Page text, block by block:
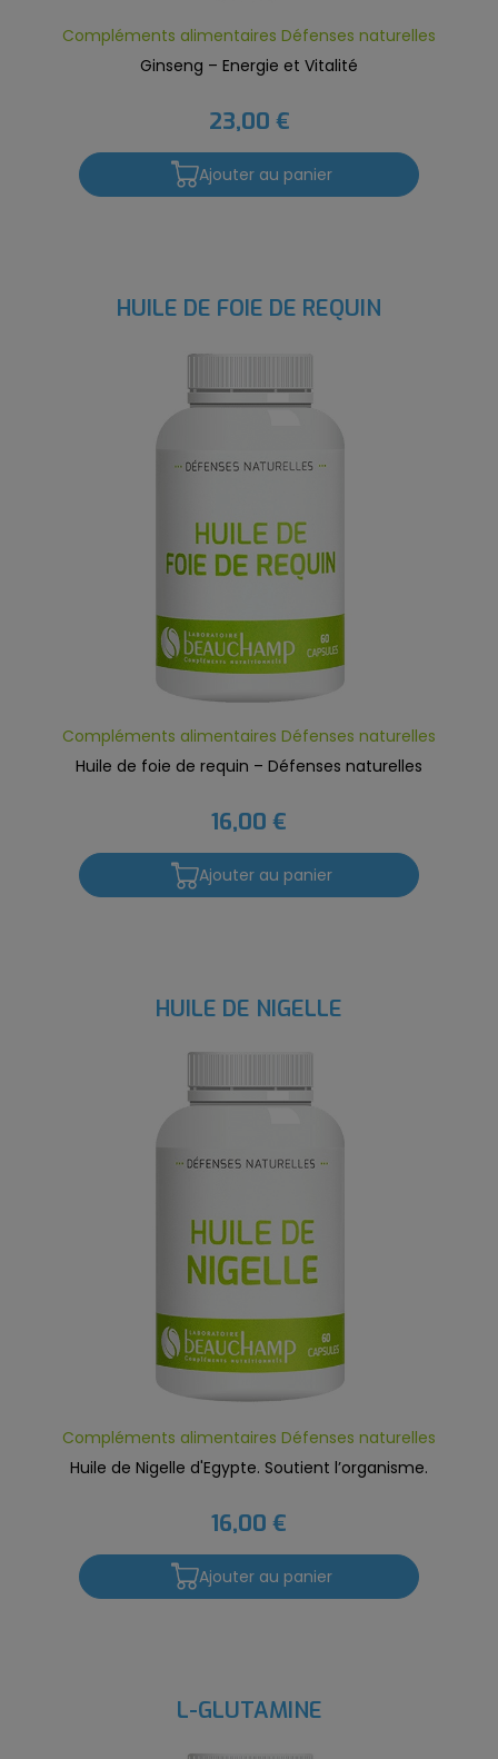
Compléments alimentaires Défenses naturelles
Ginseng – Energie et Vitalité
23,00 €
Ajouter au panier
HUILE DE FOIE DE REQUIN
Compléments alimentaires Défenses naturelles
Huile de foie de requin – Défenses naturelles
16,00 €
Ajouter au panier
HUILE DE NIGELLE
Compléments alimentaires Défenses naturelles
Huile de Nigelle d'Egypte. Soutient l’organisme.
16,00 €
Ajouter au panier
L-GLUTAMINE